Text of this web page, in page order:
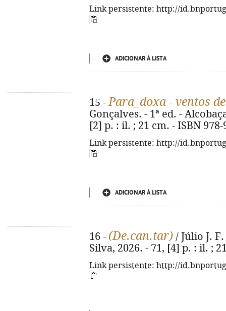
Link persistente: http://
ADICIONAR À LISTA
15 -Para_doxa - ventos
Gonçalves. - 1ª ed. -
[2] p. : il. ; 21 cm. - ISBN 978-
Link persistente: http://
ADICIONAR À LISTA
16 - (De.can.tar) / Júlio J.
Silva, 2026. - 71, [4] p. : il. ;
Link persistente: http://